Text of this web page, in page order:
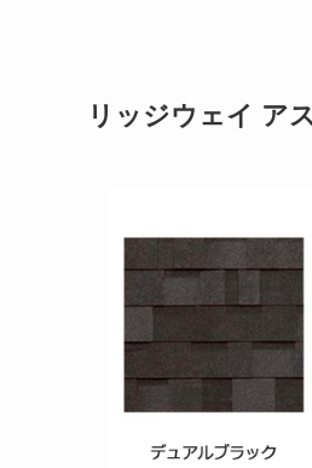
リッジウェイ ア